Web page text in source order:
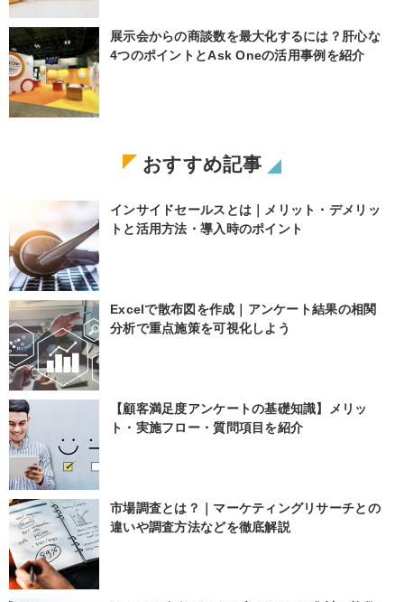
展示会からの商談数を最大化するには？肝心な
4つのポイントとAsk Oneの活用事例を紹介
おすすめ記事
インサイドセールスとは｜メリット・デメリッ
トと活用方法・導入時のポイント
Excelで散布図を作成｜アンケート結果の相関
分析で重点施策を可視化しよう
【顧客満足度アンケートの基礎知識】メリッ
ト・実施フロー・質問項目を紹介
市場調査とは？｜マーケティングリサーチとの
違いや調査方法などを徹底解説